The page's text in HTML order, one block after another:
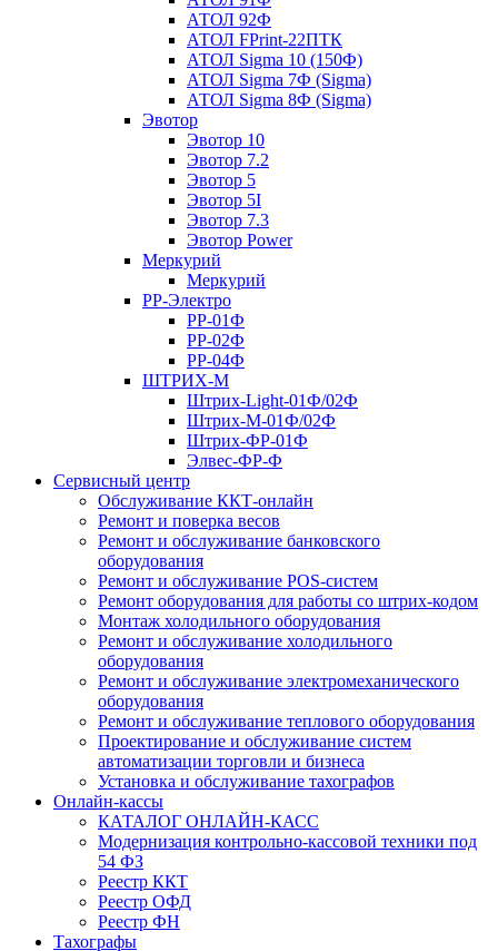
АТОЛ 92Ф
АТОЛ FPrint-22ПТК
АТОЛ Sigma 10 (150Ф)
АТОЛ Sigma 7Ф (Sigma)
АТОЛ Sigma 8Ф (Sigma)
Эвотор
Эвотор 10
Эвотор 7.2
Эвотор 5
Эвотор 5I
Эвотор 7.3
Эвотор Power
Меркурий
Меркурий
РР-Электро
РР-01Ф
РР-02Ф
РР-04Ф
ШТРИХ-М
Штрих-Light-01Ф/02Ф
Штрих-М-01Ф/02Ф
Штрих-ФР-01Ф
Элвес-ФР-Ф
Сервисный центр
Обслуживание ККТ-онлайн
Ремонт и поверка весов
Ремонт и обслуживание банковского
оборудования
Ремонт и обслуживание POS-систем
Ремонт оборудования для работы со штрих-кодом
Монтаж холодильного оборудования
Ремонт и обслуживание холодильного
оборудования
Ремонт и обслуживание электромеханического
оборудования
Ремонт и обслуживание теплового оборудования
Проектирование и обслуживание систем
автоматизации торговли и бизнеса
Установка и обслуживание тахографов
Онлайн-кассы
КАТАЛОГ ОНЛАЙН-КАСС
Модернизация контрольно-кассовой техники под
54 ФЗ
Реестр ККТ
Реестр ОФД
Реестр ФН
Тахографы